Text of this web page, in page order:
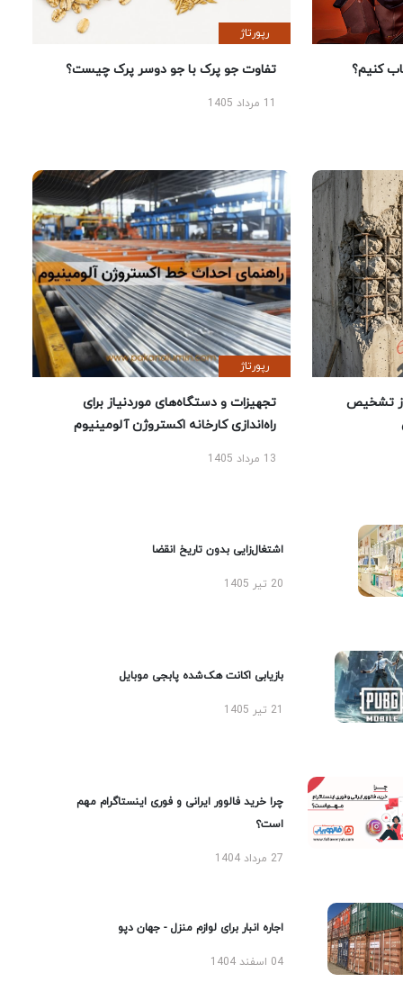
کنیم؟
رپورتاژ
تفاوت جو پرک با جو دوسر پرک چیست؟
تشخیص
رپورتاژ
تجهیزات و دستگاه‌های موردنیاز برای
راه‌اندازی کارخانه اکستروژن آلومینیوم
13 مرداد 1405
اشتغال‌زایی بدون تاریخ انقضا
20 تیر 1405
بازیابی اکانت هک‌شده پابجی موبایل
چرا خرید فالوور ایرانی و فوری اینستاگرام مهم
است؟
27 مرداد 1404
اجاره انبار برای لوازم منزل - جهان دپو
04 اسفند 1404